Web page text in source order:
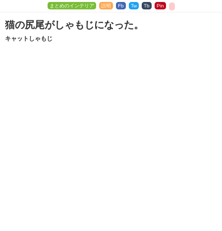
まとめのインテリア 説明 Fb Tw Tb Pin
猫の尻尾がしゃもじになった。
キャットしゃもじ